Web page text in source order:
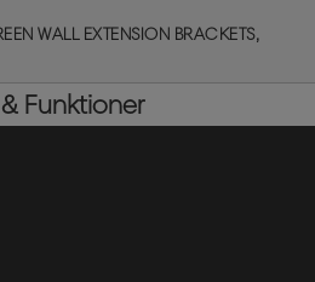
WALL EXTENSION BRACKETS,
Funktioner